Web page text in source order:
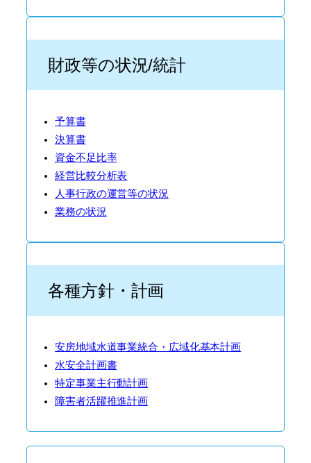
財政等の状況/統計
予算書
決算書
資金不足比率
経営比較分析表
人事行政の運営等の状況
業務の状況
各種方針・計画
安房地域水道事業統合・広域化基本計画
水安全計画書
特定事業主行動計画
障害者活躍推進計画